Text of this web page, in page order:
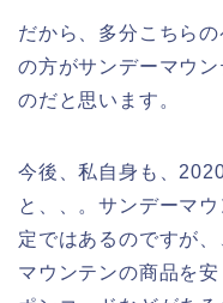
だから、多分こちら
の方がサンデーマウ
のだと思います。
今後、私自身も、
と、、。サンデーマ
定ではあるのですが
マウンテンの商品を